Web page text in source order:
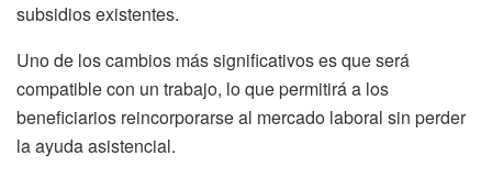
subsidios existentes.
Uno de los cambios más significativos es que será
compatible con un trabajo, lo que permitirá a los
beneficiarios reincorporarse al mercado laboral sin perder
la ayuda asistencial.